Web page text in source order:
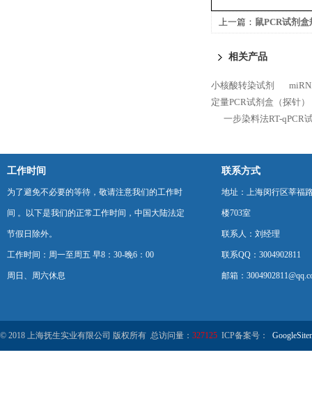
上一篇： 鼠PCR试剂盒
相关产品
小核酸转染试剂
定量PCR试剂盒（探针）
一步染料法RT-qPCR
工作时间
为了避免不必要的等待，敬请注意我们的工作时
间 。以下是我们的正常工作时间，中国大陆法定
节假日除外。
工作时间：周一至周五 早8：30-晚6：00
周日、周六休息
联系方式
地址：上海闵行区莘福
楼703室
联系人：刘经理
联系QQ：3004902811
邮箱：
© 2018 上海抚生实业有限公司 版权所有 总访问量： 327125 ICP备案号：